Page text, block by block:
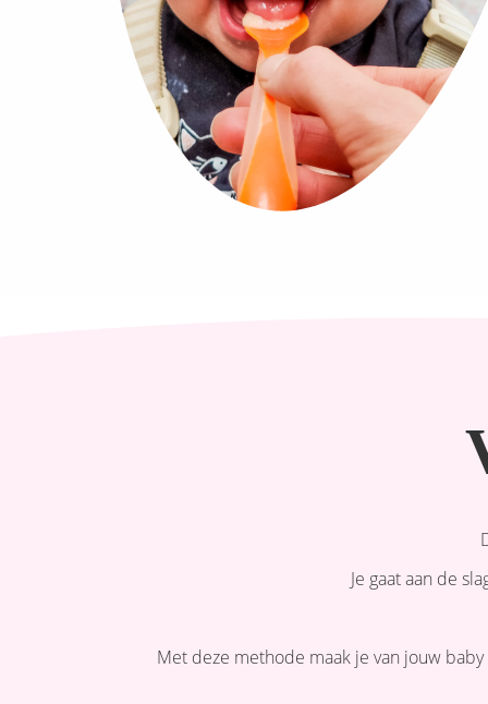
Je gaat aan de
Met deze methode maak je van jouw